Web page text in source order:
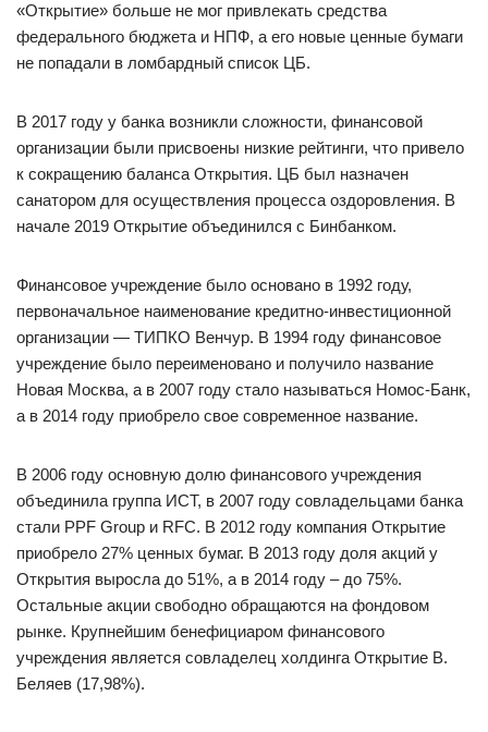
«Открытие» больше не мог привлекать средства
федерального бюджета и НПФ, а его новые ценные бумаги
не попадали в ломбардный список ЦБ.
В 2017 году у банка возникли сложности, финансовой
организации были присвоены низкие рейтинги, что привело
к сокращению баланса Открытия. ЦБ был назначен
санатором для осуществления процесса оздоровления. В
начале 2019 Открытие объединился с Бинбанком.
Финансовое учреждение было основано в 1992 году,
первоначальное наименование кредитно-инвестиционной
организации — ТИПКО Венчур. В 1994 году финансовое
учреждение было переименовано и получило название
Новая Москва, а в 2007 году стало называться Номос-Банк,
а в 2014 году приобрело свое современное название.
В 2006 году основную долю финансового учреждения
объединила группа ИСТ, в 2007 году совладельцами банка
стали PPF Group и RFC. В 2012 году компания Открытие
приобрело 27% ценных бумаг. В 2013 году доля акций у
Открытия выросла до 51%, а в 2014 году – до 75%.
Остальные акции свободно обращаются на фондовом
рынке. Крупнейшим бенефициаром финансового
учреждения является совладелец холдинга Открытие В.
Беляев (17,98%).